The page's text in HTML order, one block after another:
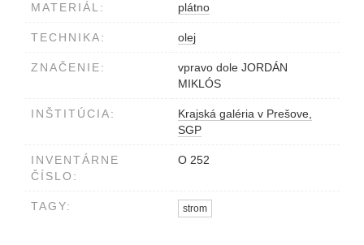
MATERIÁL: plátno
TECHNIKA: olej
ZNAČENIE:
vpravo dole JORDÁN
MIKLÓS
INŠTITÚCIA:
Krajská galéria v Prešove,
SGP
INVENTÁRNE
ČÍSLO:
O 252
TAGY: strom